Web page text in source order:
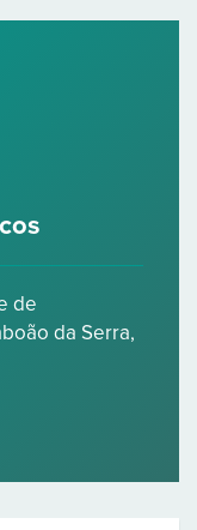
de
da Serra,